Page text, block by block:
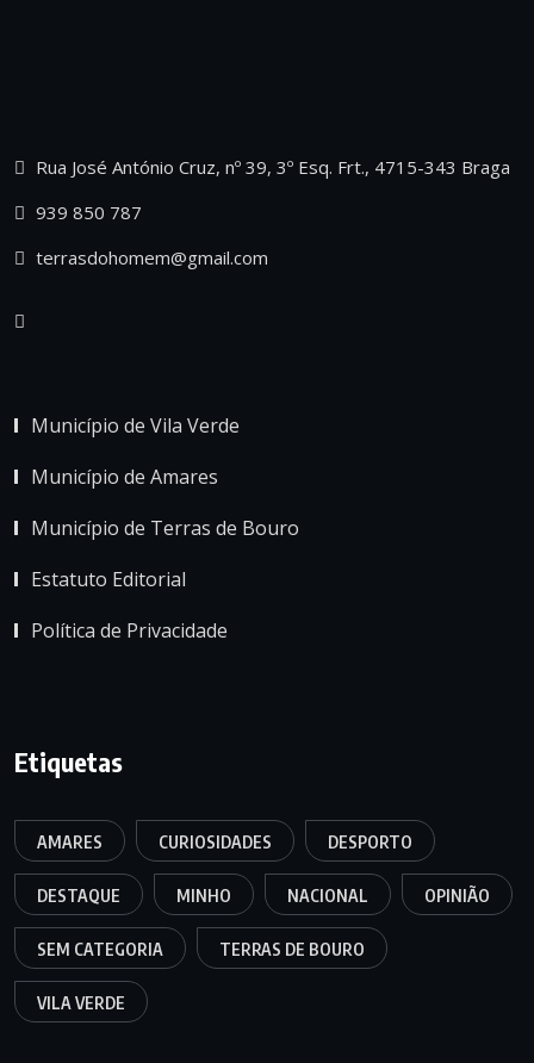
Rua José António Cruz, nº 39, 3º Esq. Frt., 4715-343 Braga
939 850 787
terrasdohomem@gmail.com
Município de Vila Verde
Município de Amares
Município de Terras de Bouro
Estatuto Editorial
Política de Privacidade
Etiquetas
AMARES CURIOSIDADES DESPORTO
DESTAQUE MINHO NACIONAL OPINIÃO
SEM CATEGORIA TERRAS DE BOURO
VILA VERDE